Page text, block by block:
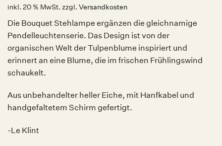
inkl. 20 % MwSt. zzgl. Versandkosten
Die Bouquet Stehlampe ergänzen die gleichnamige
Pendelleuchtenserie. Das Design ist von der
organischen Welt der Tulpenblume inspiriert und
erinnert an eine Blume, die im frischen Frühlingswind
schaukelt.
Aus unbehandelter heller Eiche, mit Hanfkabel und
handgefaltetem Schirm gefertigt.
-Le Klint